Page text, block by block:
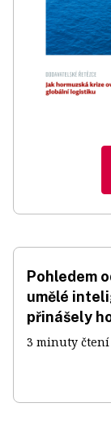
Pohledem
umělé
přinášely
3 minuty čtení